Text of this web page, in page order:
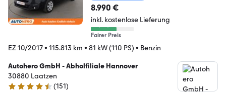
8.990 €
inkl. kostenlose Lieferung
Fairer Preis
EZ 10/2017• 115.813 km • 81 kW (110 PS) • Benzin
Autohero GmbH - Abholfiliale Hannover
30880 Laatzen
4.7 Sterne
(151)